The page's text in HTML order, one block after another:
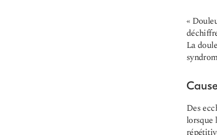
«
La
Des
lorsque